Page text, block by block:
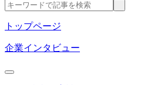
トップページ
企業インタビュー